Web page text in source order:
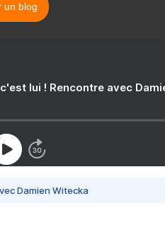
un blog
lui ! Rencontre avec
Damien Witecka